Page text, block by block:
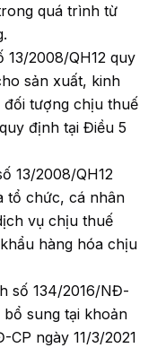
quá trình từ
13/2008/QH12 quy
sản xuất, kinh
đối tượng chịu thuế
định tại Điều 5
13/2008/QH12
tổ chức, cá nhân
vụ chịu thuế
hàng hóa chịu
số 134/2016/NĐ-
sung tại khoản
ngày 11/3/2021